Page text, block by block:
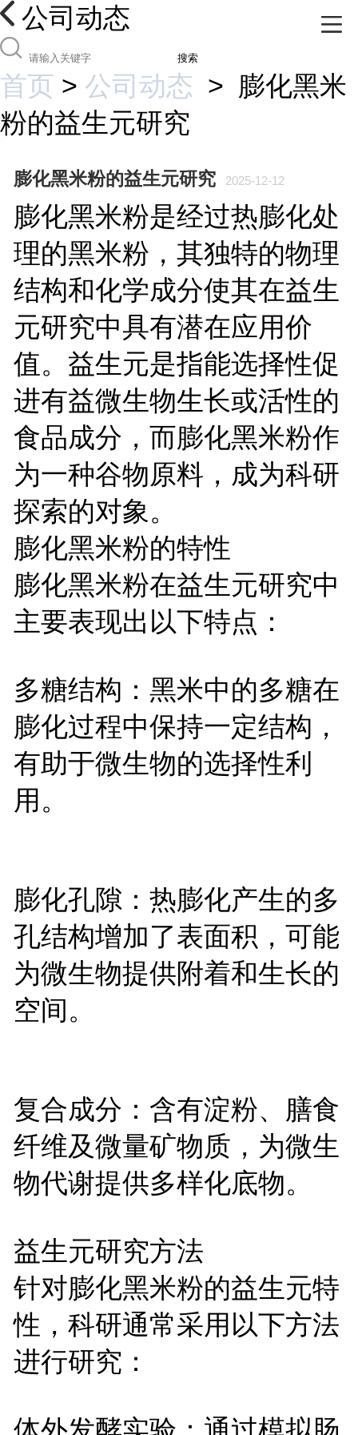
公司动态
搜索
首页 > 公司动态 > 膨化黑米
粉的益生元研究
膨化黑米粉的益生元研究 2025-12-12
膨化黑米粉是经过热膨化处
理的黑米粉，其独特的物理
结构和化学成分使其在益生
元研究中具有潜在应用价
值。益生元是指能选择性促
进有益微生物生长或活性的
食品成分，而膨化黑米粉作
为一种谷物原料，成为科研
探索的对象。
膨化黑米粉的特性
膨化黑米粉在益生元研究中
主要表现出以下特点：
多糖结构：黑米中的多糖在
膨化过程中保持一定结构，
有助于微生物的选择性利
用。
膨化孔隙：热膨化产生的多
孔结构增加了表面积，可能
为微生物提供附着和生长的
空间。
复合成分：含有淀粉、膳食
纤维及微量矿物质，为微生
物代谢提供多样化底物。
益生元研究方法
针对膨化黑米粉的益生元特
性，科研通常采用以下方法
进行研究：